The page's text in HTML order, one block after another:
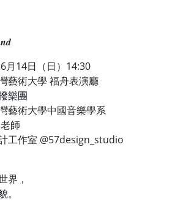
月14日（日）14:30
藝術大學 福舟表演廳
樂團
藝術大學中國音樂學系
師
工作室 @57design_studio
界，